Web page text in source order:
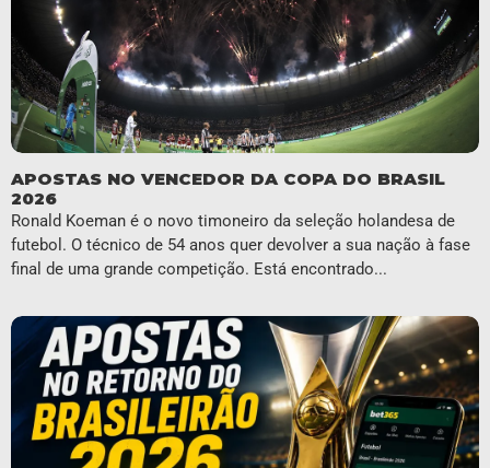
APOSTAS NO VENCEDOR DA COPA DO BRASIL
2026
Ronald Koeman é o novo timoneiro da seleção holandesa de
futebol. O técnico de 54 anos quer devolver a sua nação à fase
final de uma grande competição. Está encontrado...